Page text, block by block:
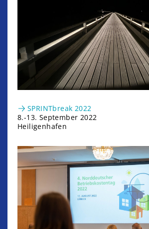
SPRINTbreak 2022
8.-13. September 2022
Heiligenhafen